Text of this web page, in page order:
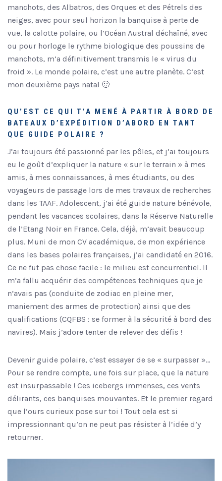
manchots, des Albatros, des Orques et des Pétrels des
neiges, avec pour seul horizon la banquise à perte de
vue, la calotte polaire, ou l’Océan Austral déchaîné, avec
ou pour horloge le rythme biologique des poussins de
manchots, m’a définitivement transmis le « virus du
froid ». Le monde polaire, c’est une autre planète. C’est
mon deuxième pays natal 🙂
QU’EST CE QUI T’A MENÉ À PARTIR À BORD DE
BATEAUX D’EXPÉDITION D’ABORD EN TANT
QUE GUIDE POLAIRE ?
J’ai toujours été passionné par les pôles, et j’ai toujours
eu le goût d’expliquer la nature « sur le terrain » à mes
amis, à mes connaissances, à mes étudiants, ou des
voyageurs de passage lors de mes travaux de recherches
dans les TAAF. Adolescent, j’ai été guide nature bénévole,
pendant les vacances scolaires, dans la Réserve Naturelle
de l’Etang Noir en France. Cela, déjà, m’avait beaucoup
plus. Muni de mon CV académique, de mon expérience
dans les bases polaires françaises, j’ai candidaté en 2016.
Ce ne fut pas chose facile : le milieu est concurrentiel. Il
m’a fallu acquérir des compétences techniques que je
n’avais pas (conduite de zodiac en pleine mer,
maniement des armes de protection) ainsi que des
qualifications (CQFBS : se former à la sécurité à bord des
navires). Mais j’adore tenter de relever des défis !
Devenir guide polaire, c’est essayer de se « surpasser »…
Pour se rendre compte, une fois sur place, que la nature
est insurpassable ! Ces icebergs immenses, ces vents
délirants, ces banquises mouvantes. Et le premier regard
que l’ours curieux pose sur toi ! Tout cela est si
impressionnant qu’on ne peut pas résister à l’idée d’y
retourner.